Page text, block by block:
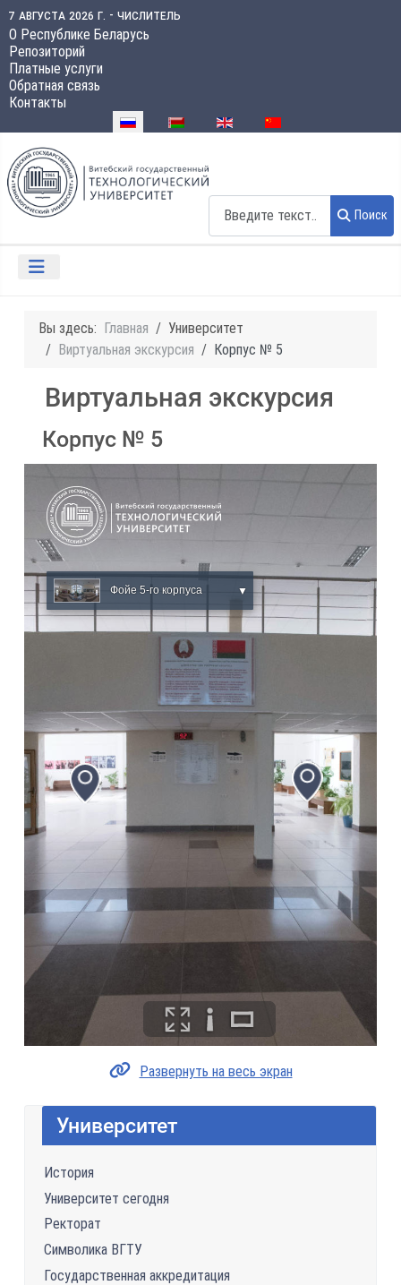
7 августа 2026 г. - числитель
О Республике Беларусь
Репозиторий
Платные услуги
Обратная связь
Контакты
Выберите язык
Поиск
Вы здесь: Главная
Университет
Виртуальная экскурсия
Корпус № 5
Виртуальная экскурсия
Корпус № 5
Развернуть на весь экран
Университет
История
Университет сегодня
Ректорат
Символика ВГТУ
Государственная аккредитация